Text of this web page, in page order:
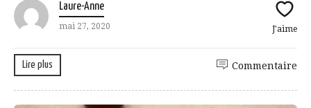
Laure-Anne
mai 27, 2020 J'aime
Lire plus Commentaire